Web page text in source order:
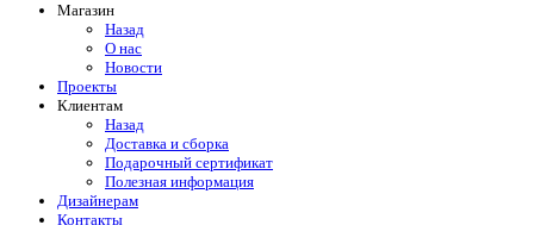
Магазин
Назад
О нас
Новости
Проекты
Клиентам
Назад
Доставка и сборка
Подарочный сертификат
Полезная информация
Дизайнерам
Контакты